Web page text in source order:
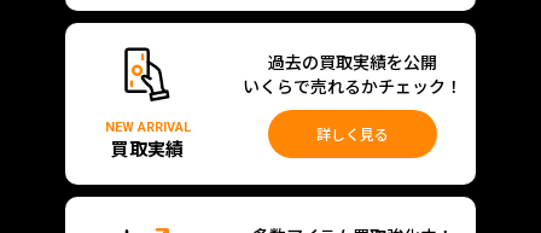
NEW ARRIVAL
買取実績
過去の買取実績を公開
いくらで売れるかチェック！
詳しく見る